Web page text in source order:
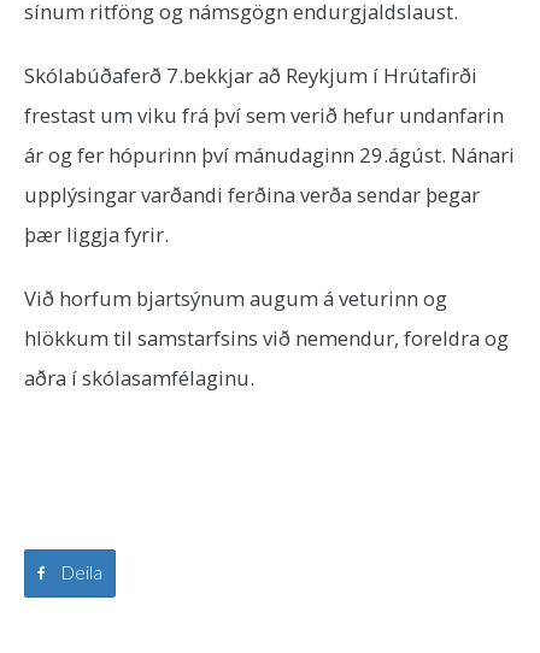
sínum ritföng og námsgögn endurgjaldslaust.
Skólabúðaferð 7.bekkjar að Reykjum í Hrútafirði
frestast um viku frá því sem verið hefur undanfarin
ár og fer hópurinn því mánudaginn 29.ágúst. Nánari
upplýsingar varðandi ferðina verða sendar þegar
þær liggja fyrir.
Við horfum bjartsýnum augum á veturinn og
hlökkum til samstarfsins við nemendur, foreldra og
aðra í skólasamfélaginu.
Deila